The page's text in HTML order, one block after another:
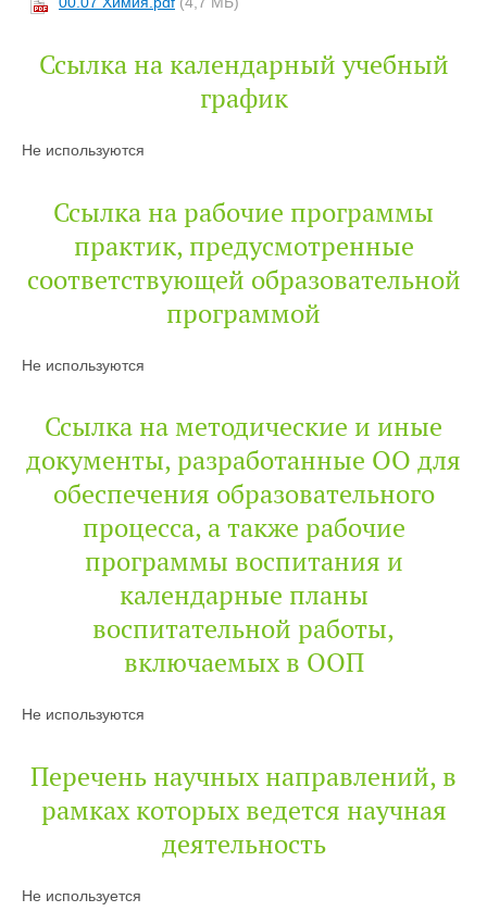
Ссылка на календарный учебный
график
Не используются
Ссылка на рабочие программы
практик, предусмотренные
соответствующей образовательной
программой
Не используются
Ссылка на методические и иные
документы, разработанные ОО для
обеспечения образовательного
процесса, а также рабочие
программы воспитания и
календарные планы
воспитательной работы,
включаемых в ООП
Не используются
Перечень научных направлений, в
рамках которых ведется научная
деятельность
Не используется